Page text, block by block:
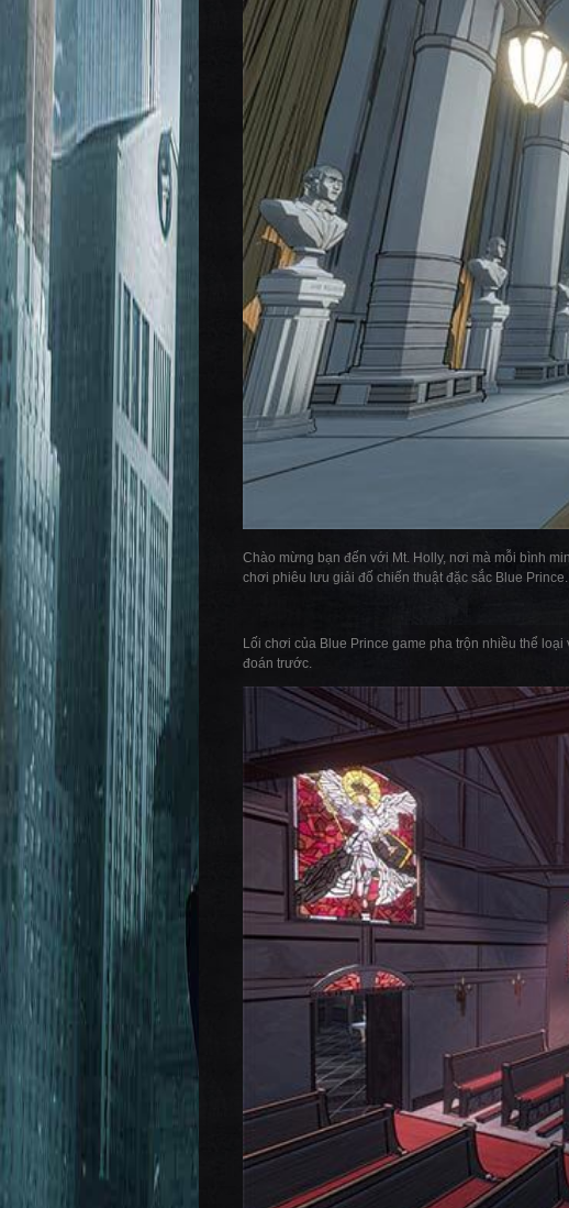
Chào mừng bạn đến với Mt. Holly, nơi mà mỗi bình
chơi phiêu lưu giải đố chiến thuật đặc sắc Blue
Lối chơi của Blue Prince game pha trộn nhiều thể
đoán trước.